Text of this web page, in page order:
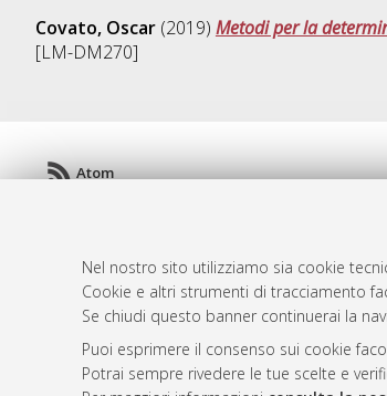
Nel nostro sito utilizziamo sia cookie
Cookie e altri strumenti di tracciamento
Se chiudi questo banner continuerai la
Puoi esprimere il consenso sui cookie
Potrai sempre rivedere le tue scelte e
Covato, Oscar(2019) Metodi per la
[LM-DM270]
Atom
© ALMA MATER